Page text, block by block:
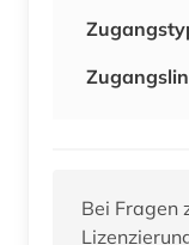
Bei Fragen